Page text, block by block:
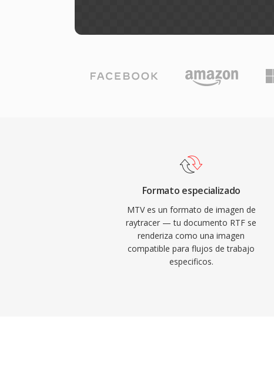
Formato especializado
MTV es un formato de imagen de
raytracer — tu documento RTF se
renderiza como una imagen
compatible para flujos de trabajo
especificos.